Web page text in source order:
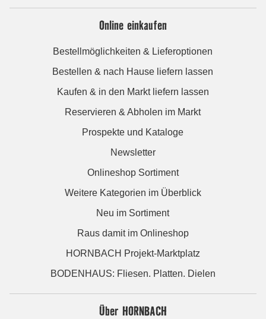
Online einkaufen
Bestellmöglichkeiten & Lieferoptionen
Bestellen & nach Hause liefern lassen
Kaufen & in den Markt liefern lassen
Reservieren & Abholen im Markt
Prospekte und Kataloge
Newsletter
Onlineshop Sortiment
Weitere Kategorien im Überblick
Neu im Sortiment
Raus damit im Onlineshop
HORNBACH Projekt-Marktplatz
BODENHAUS: Fliesen. Platten. Dielen
Über HORNBACH